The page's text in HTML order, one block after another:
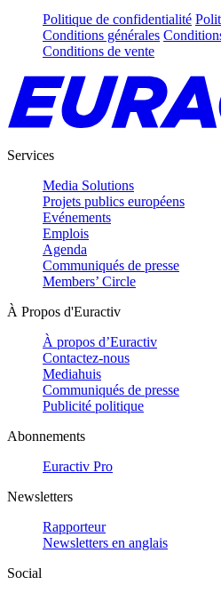
Politique de confidentialité
Conditions générales
Conditions de vente
Services
Media Solutions
Projets publics européens
Evénements
Emplois
Agenda
Communiqués de presse
Members’ Circle
À Propos d'Euractiv
À propos d’Euractiv
Contactez-nous
Mediahuis
Communiqués de presse
Publicité politique
Abonnements
Euractiv Pro
Newsletters
Rapporteur
Newsletters en anglais
Social